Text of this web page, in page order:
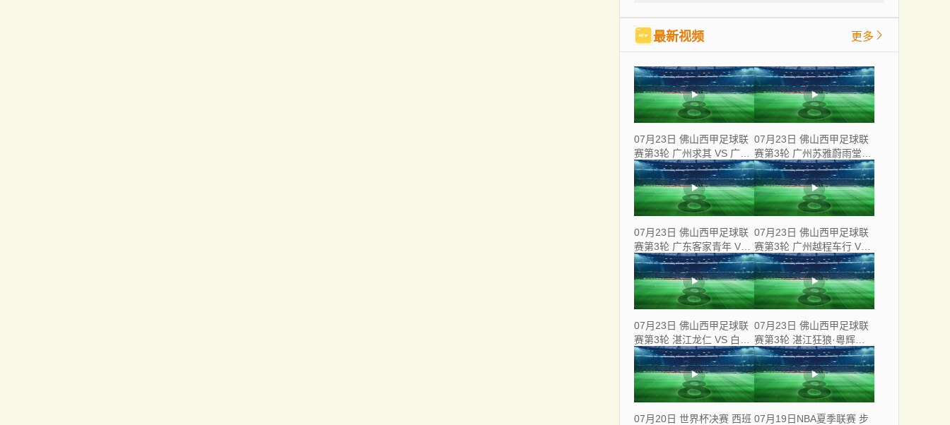
最新视频 更多
07月23日 佛山西甲足球联
赛第3轮 广州求其 VS 广东
飞马 全场录像
07月23日 佛山西甲足球联
赛第3轮 广州苏雅蔚雨堂
VS 极速超鹰广州FC 全场
录像
07月23日 佛山西甲足球联
赛第3轮 广东客家青年 VS
三七互娱 全场录像
07月23日 佛山西甲足球联
赛第3轮 广州越程车行 VS
南山博鑫创科 全场录像
07月23日 佛山西甲足球联
赛第3轮 湛江龙仁 VS 白坭
兴龙 全场录像
07月23日 佛山西甲足球联
赛第3轮 湛江狂狼·粵辉能
源 VS 三水乐民兴健力宝 全
场录像
07月20日 世界杯决赛 西班 07月19日NBA夏季联赛 步